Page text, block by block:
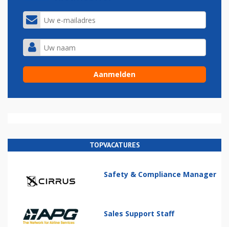
TOPVACATURES
Safety & Compliance Manager
Sales Support Staff